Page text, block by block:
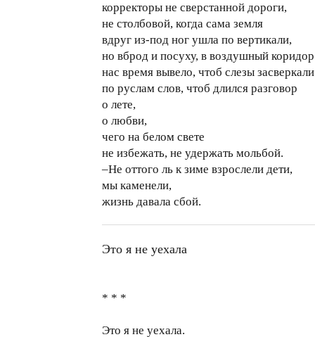
корректоры не сверстанной дороги,
не столбовой, когда сама земля
вдруг из-под ног ушла по вертикали,
но вброд и посуху, в воздушный коридор
нас время вывело, чтоб слезы засверкали
по руслам слов, чтоб длился разговор
о лете,
о любви,
чего на белом свете
не избежать, не удержать мольбой.
–Не оттого ль к зиме взрослели дети,
мы каменели,
жизнь давала сбой.
Это я не уехала
* * *
Это я не уехала.